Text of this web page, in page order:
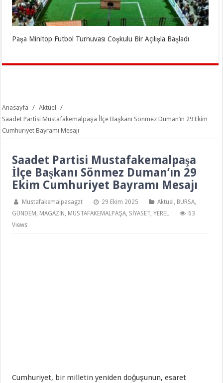
Paşa Minitop Futbol Turnuvası Coşkulu Bir Açılışla Başladı
Anasayfa / Aktüel
/
Saadet Partisi Mustafakemalpaşa İlçe Başkanı Sönmez Duman’ın 29 Ekim
Cumhuriyet Bayramı Mesajı
Saadet Partisi Mustafakemalpaşa
İlçe Başkanı Sönmez Duman’ın 29
Ekim Cumhuriyet Bayramı Mesajı
Mustafakemalpasagzt 29 Ekim 2025 Aktüel , BURSA,
GÜNDEM , MAGAZİN , MUSTAFAKEMALPAŞA, SİYASET,YEREL
63
Views
Cumhuriyet, bir milletin yeniden doğuşunun, esaret